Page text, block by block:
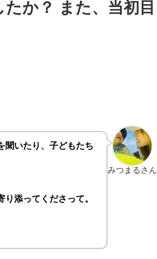
か？ また、当初目
みつまるさん
聞いたり、子どもたち
添ってくださって。